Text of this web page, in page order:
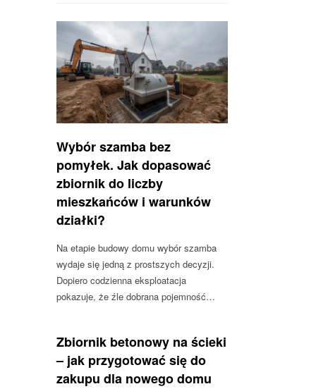
Wybór szamba bez
pomyłek. Jak dopasować
zbiornik do liczby
mieszkańców i warunków
działki?
Na etapie budowy domu wybór szamba
wydaje się jedną z prostszych decyzji.
Dopiero codzienna eksploatacja
pokazuje, że źle dobrana pojemność…
Zbiornik betonowy na ścieki
– jak przygotować się do
zakupu dla nowego domu